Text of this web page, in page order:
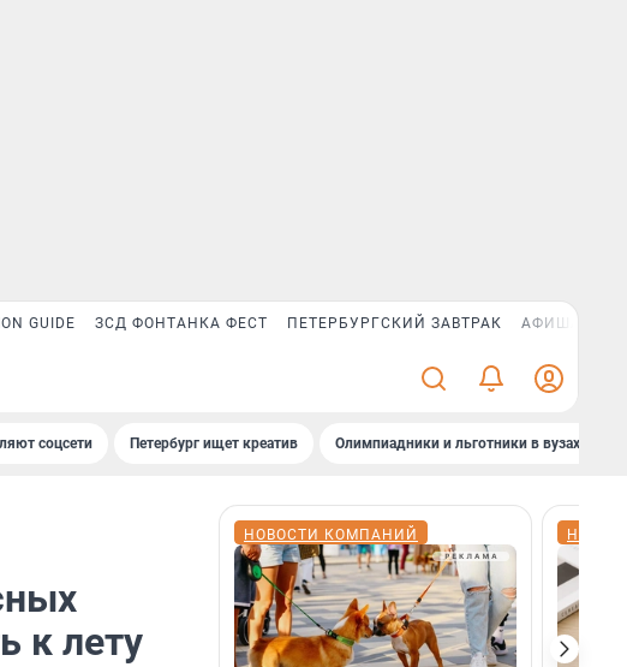
GUIDE ЗСД ФОНТАНКА ФЕСТ ПЕТЕРБУРГСКИЙ ЗАВТРАК АФИША PLUS
соцсети Петербург ищет креатив Олимпиадники и льготники в вузах СПб
к лету
НОВОСТИ КОМПАНИЙ